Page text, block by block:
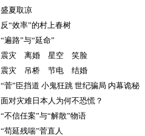
盛夏取凉
反“效率”的村上春树
“遍路”与“延命”
震灾 离婚 星空 笑脸
震灾 吊桥 节电 结婚
“菅”臣挡道 小鬼狂跳 世纪骗局 内幕诡秘
面对灾难日本人为何不恐慌？
“不信任案”与“解散”物语
“苟延残喘”菅直人